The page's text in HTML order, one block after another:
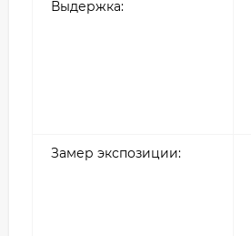
Выдержка:
Замер экспозиции: